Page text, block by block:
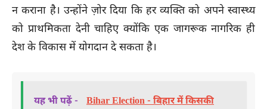
न कराना है। उन्होंने ज़ोर दिया कि हर व्यक्ति को अपने स्वास्थ्य
को प्राथमिकता देनी चाहिए क्योंकि एक जागरूक नागरिक ही
देश के विकास में योगदान दे सकता है।
यह भी पढ़ें -
Bihar Election - बिहार में किसकी